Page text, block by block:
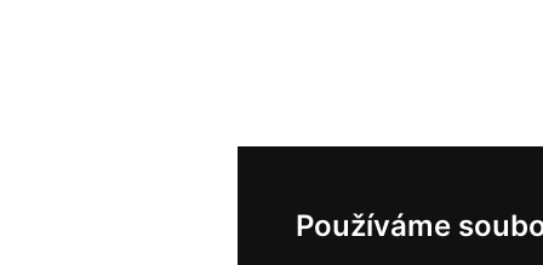
Používáme